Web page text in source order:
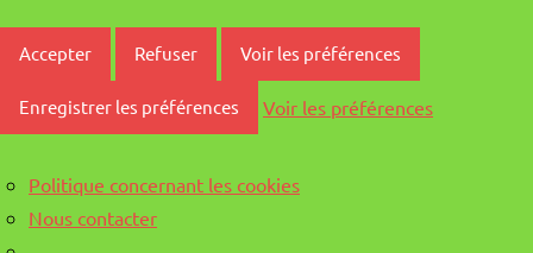
Accepter Refuser Voir les préférences
Enregistrer les préférences Voir les préférences
Politique concernant les cookies
Nous contacter